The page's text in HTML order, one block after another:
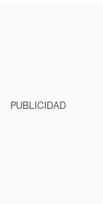
PUBLICIDAD